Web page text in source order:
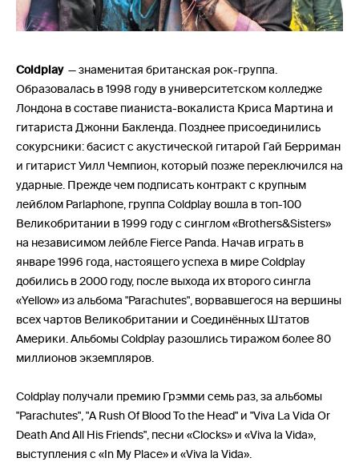
Coldplay — знаменитая британская рок-группа.
Образовалась в 1998 году в университетском колледже
Лондона в составе пианиста-вокалиста Криса Мартина и
гитариста Джонни Бакленда. Позднее присоединились
сокурсники: басист с акустической гитарой Гай Берриман
и гитарист Уилл Чемпион, который позже переключился на
ударные. Прежде чем подписать контракт с крупным
лейблом Parlaphone, группа Coldplay вошла в топ-100
Великобритании в 1999 году с синглом «Brothers&Sisters»
на независимом лейбле Fierce Panda. Начав играть в
январе 1996 года, настоящего успеха в мире Coldplay
добились в 2000 году, после выхода их второго сингла
«Yellow» из альбома "Parachutes", ворвавшегося на вершины
всех чартов Великобритании и Соединённых Штатов
Америки. Альбомы Coldplay разошлись тиражом более 80
миллионов экземпляров.
Coldplay получали премию Грэмми семь раз, за альбомы
"Parachutes", "A Rush Of Blood To the Head" и "Viva La Vida Or
Death And All His Friends", песни «Clocks» и «Viva la Vida»,
выступления с «In My Place» и «Viva la Vida».